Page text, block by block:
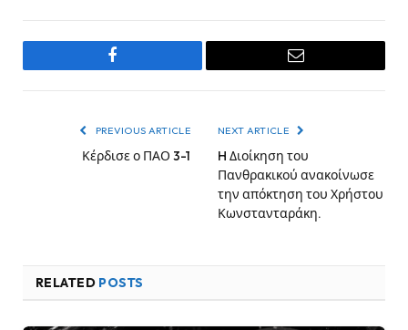
Facebook Email
PREVIOUS ARTICLE
Κέρδισε ο ΠΑΟ 3-1
NEXT ARTICLE
H Διοίκηση του
Πανθρακικού ανακοίνωσε
την απόκτηση του Χρήστου
Κωνστανταράκη.
RELATED POSTS